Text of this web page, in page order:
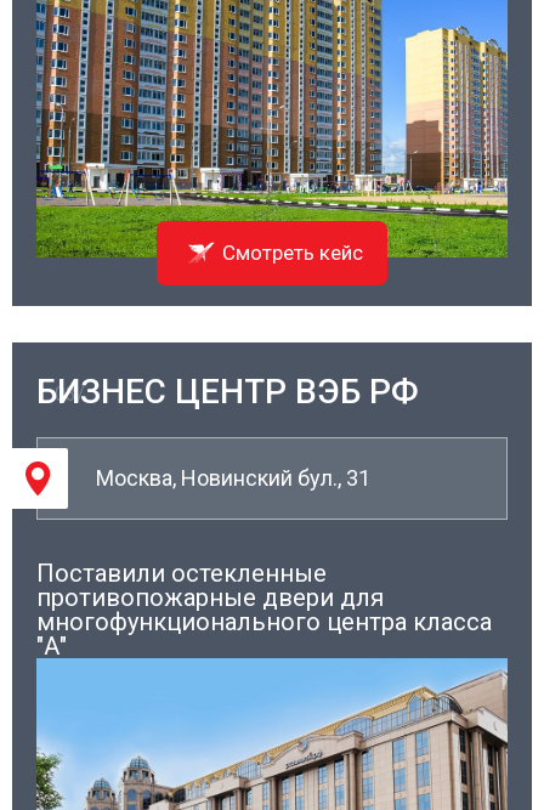
Смотреть кейс
03/
БИЗНЕС ЦЕНТР ВЭБ РФ
Москва, Новинский бул., 31
Поставили остекленные
противопожарные двери для
многофункционального центра класса
"А"